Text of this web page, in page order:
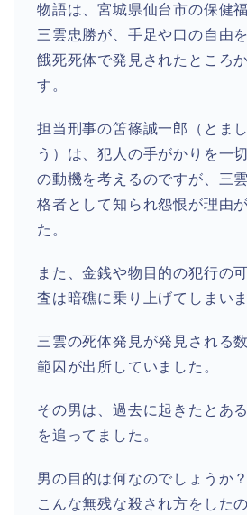
物語は、宮城県仙台市の保健
三雲忠勝が、手足や口の自由
餓死死体で発見されたところ
す。
担当刑事の笘篠誠一郎（とま
う）は、犯人の手がかりを一
の動機を考えるのですが、三
格者として知られ怨恨が理由
た。
また、金銭や物目的の犯行の
査は暗礁に乗り上げてしまいま
三雲の死体発見が発見される
範囚が出所していました。
その男は、過去に起きたとあ
を追ってました。
男の目的は何なのでしょうか
こんな無残な殺され方をした